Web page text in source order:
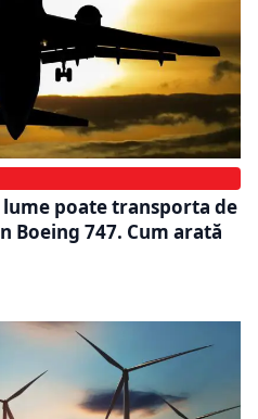
poate transporta de
Boeing 747. Cum arată